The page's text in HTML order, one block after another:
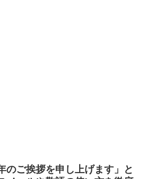
のご挨拶を申し上げます」と